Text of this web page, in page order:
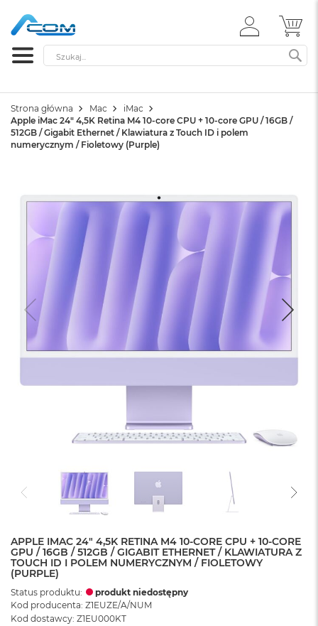
ZALOGUJ
SIĘ
Szukaj
Strona główna Mac
iMac
Apple iMac 24" 4,5K Retina M4 10-core CPU + 10-core GPU / 16GB /
512GB / Gigabit Ethernet / Klawiatura z Touch ID i polem
numerycznym / Fioletowy (Purple)
APPLE IMAC 24" 4,5K RETINA M4 10-CORE CPU + 10-CORE
GPU / 16GB / 512GB / GIGABIT ETHERNET / KLAWIATURA Z
TOUCH ID I POLEM NUMERYCZNYM / FIOLETOWY
(PURPLE)
Status produktu:
produkt niedostępny
Kod producenta: Z1EUZE/A/NUM
Kod dostawcy: Z1EU000KT